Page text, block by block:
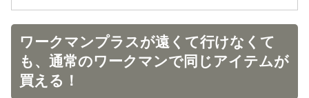
ワークマンプラスが遠くて行けなくて
も、通常のワークマンで同じアイテムが
買える！